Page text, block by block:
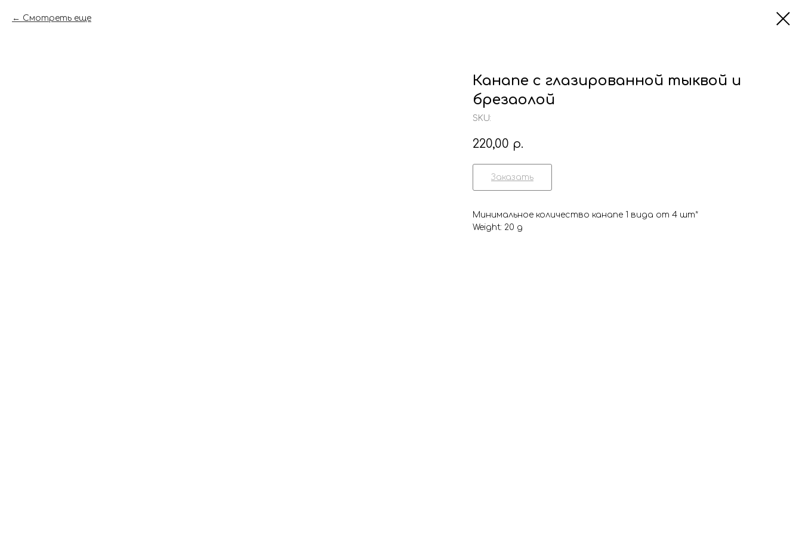
Смотреть еще
Канапе с глазированной тыквой и
брезаолой
SKU:
220,00 р.
Заказать
Минимальное количество канапе 1 вида от 4 шт*
Weight: 20 g